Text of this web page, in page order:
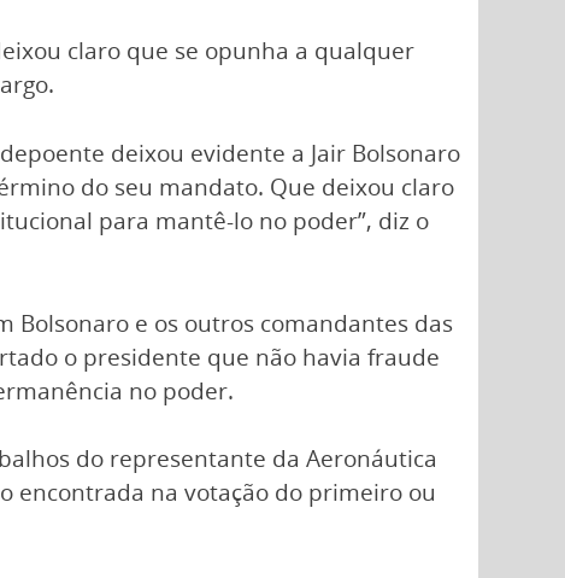
claro que se opunha a qualquer
deixou evidente a Jair Bolsonaro
do seu mandato. Que deixou claro
para mantê-lo no poder”, diz o
Bolsonaro e os outros comandantes das
o presidente que não havia fraude
no poder.
do representante da Aeronáutica
encontrada na votação do primeiro ou